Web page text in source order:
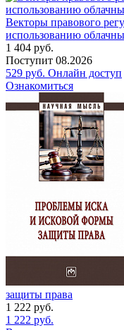
Векторы правового
использованию
1 404 руб.
Поступит 08.2026
529 руб. Онлайн доступ
Ознакомиться
защиты права
1 222 руб.
1 222 руб.